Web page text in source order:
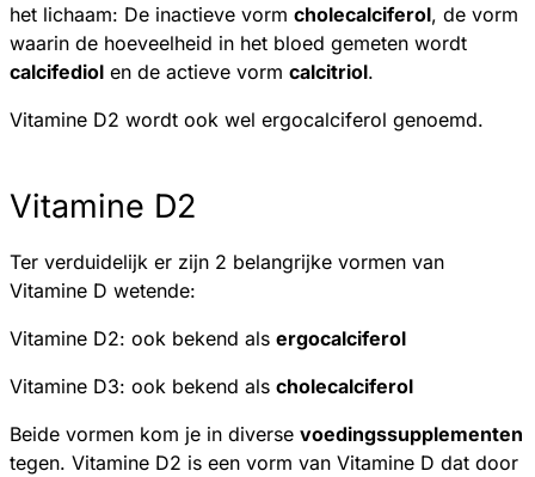
het lichaam: De inactieve vorm cholecalciferol, de vorm
waarin de hoeveelheid in het bloed gemeten wordt
calcifediol en de actieve vorm calcitriol.
Vitamine D2 wordt ook wel ergocalciferol genoemd.
Vitamine D2
Ter verduidelijk er zijn 2 belangrijke vormen van
Vitamine D wetende:
Vitamine D2: ook bekend als ergocalciferol
Vitamine D3: ook bekend als cholecalciferol
Beide vormen kom je in diverse voedingssupplementen
tegen. Vitamine D2 is een vorm van Vitamine D dat door